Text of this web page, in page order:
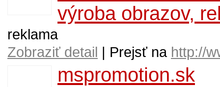
výroba obrazov,
reklama
Zobraziť detail | Prejsť na http://
mspromotion.sk